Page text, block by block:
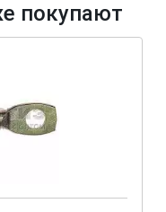
покупают